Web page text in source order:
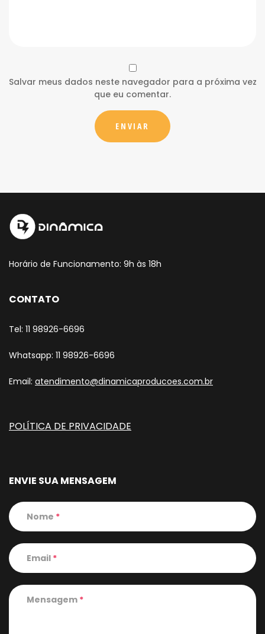
Salvar meus dados neste navegador para a próxima vez
que eu comentar.
Horário de Funcionamento: 9h às 18h
CONTATO
Tel: 11 98926-6696
Whatsapp: 11 98926-6696
Email: atendimento@dinamicaproducoes.com.br
POLÍTICA DE PRIVACIDADE
ENVIE SUA MENSAGEM
Nome *
Email *
Mensagem *